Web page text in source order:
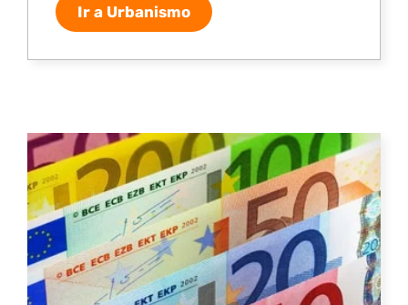
Ir a Urbanismo